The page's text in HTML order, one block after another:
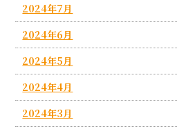
2024年7月
2024年6月
2024年5月
2024年4月
2024年3月